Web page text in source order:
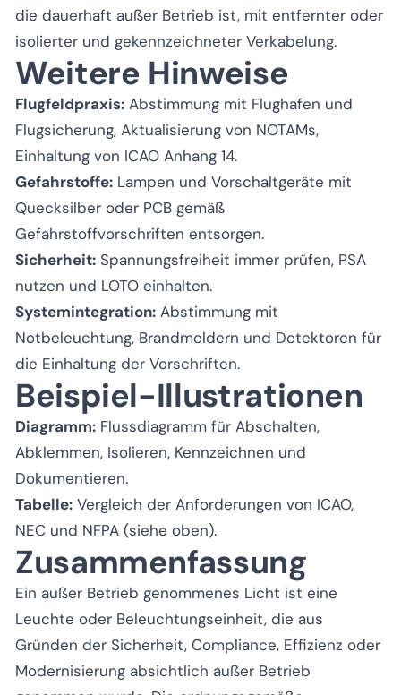
die dauerhaft außer Betrieb ist, mit entfernter oder
isolierter und gekennzeichneter Verkabelung.
Weitere Hinweise
Flugfeldpraxis: Abstimmung mit Flughafen und
Flugsicherung, Aktualisierung von NOTAMs,
Einhaltung von ICAO Anhang 14.
Gefahrstoffe: Lampen und Vorschaltgeräte mit
Quecksilber oder PCB gemäß
Gefahrstoffvorschriften entsorgen.
Sicherheit: Spannungsfreiheit immer prüfen, PSA
nutzen und LOTO einhalten.
Systemintegration: Abstimmung mit
Notbeleuchtung, Brandmeldern und Detektoren für
die Einhaltung der Vorschriften.
Beispiel-Illustrationen
Diagramm: Flussdiagramm für Abschalten,
Abklemmen, Isolieren, Kennzeichnen und
Dokumentieren.
Tabelle: Vergleich der Anforderungen von ICAO,
NEC und NFPA (siehe oben).
Zusammenfassung
Ein außer Betrieb genommenes Licht ist eine
Leuchte oder Beleuchtungseinheit, die aus
Gründen der Sicherheit, Compliance, Effizienz oder
Modernisierung absichtlich außer Betrieb